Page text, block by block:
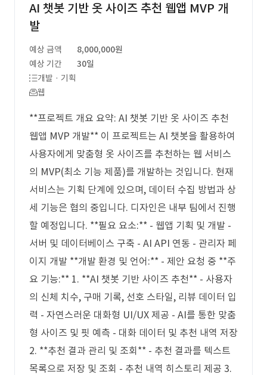
AI 챗봇 기반 옷 사이즈 추천 웹앱 MVP 개
발
예상 금액
8,000,000원
예상 기간
30일
개발 · 기획
웹
**프로젝트 개요 요약: AI 챗봇 기반 옷 사이즈 추천
웹앱 MVP 개발** 이 프로젝트는 AI 챗봇을 활용하여
사용자에게 맞춤형 옷 사이즈를 추천하는 웹 서비스
의 MVP(최소 기능 제품)를 개발하는 것입니다. 현재
서비스는 기획 단계에 있으며, 데이터 수집 방법과 상
세 기능은 협의 중입니다. 디자인은 내부 팀에서 진행
할 예정입니다. **필요 요소:** - 웹앱 기획 및 개발 -
서버 및 데이터베이스 구축 - AI API 연동 - 관리자 페
이지 개발 **개발 환경 및 언어:** - 제안 요청 중 **주
요 기능:** 1. **AI 챗봇 기반 사이즈 추천** - 사용자
의 신체 치수, 구매 기록, 선호 스타일, 리뷰 데이터 입
력 - 자연스러운 대화형 UI/UX 제공 - AI를 통한 맞춤
형 사이즈 및 핏 예측 - 대화 데이터 및 추천 내역 저장
2. **추천 결과 관리 및 조회** - 추천 결과를 텍스트
목록으로 저장 및 조회 - 추천 내역 히스토리 제공 3.